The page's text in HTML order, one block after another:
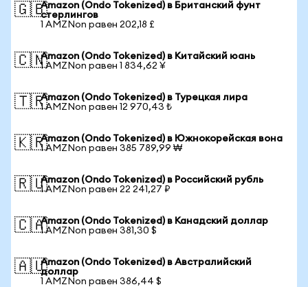
🇬🇧Amazon (Ondo Tokenized) в Британский фунт
стерлингов
1 AMZNon равен 202,18 £
🇨🇳Amazon (Ondo Tokenized) в Китайский юань
1 AMZNon равен 1 834,62 ¥
🇹🇷Amazon (Ondo Tokenized) в Турецкая лира
1 AMZNon равен 12 970,43 ₺
🇰🇷Amazon (Ondo Tokenized) в Южнокорейская вона
1 AMZNon равен 385 789,99 ₩
🇷🇺Amazon (Ondo Tokenized) в Российский рубль
1 AMZNon равен 22 241,27 ₽
🇨🇦Amazon (Ondo Tokenized) в Канадский доллар
1 AMZNon равен 381,30 $
🇦🇺Amazon (Ondo Tokenized) в Австралийский
доллар
1 AMZNon равен 386,44 $